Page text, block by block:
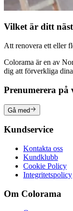
Vilket är ditt
Att renovera ett eller
Colorama är en av
dig att förverkliga
Prenumerera på
Gå med
Kundservice
Kontakta oss
Kundklubb
Cookie Policy
Integritetspolicy
Om Colorama